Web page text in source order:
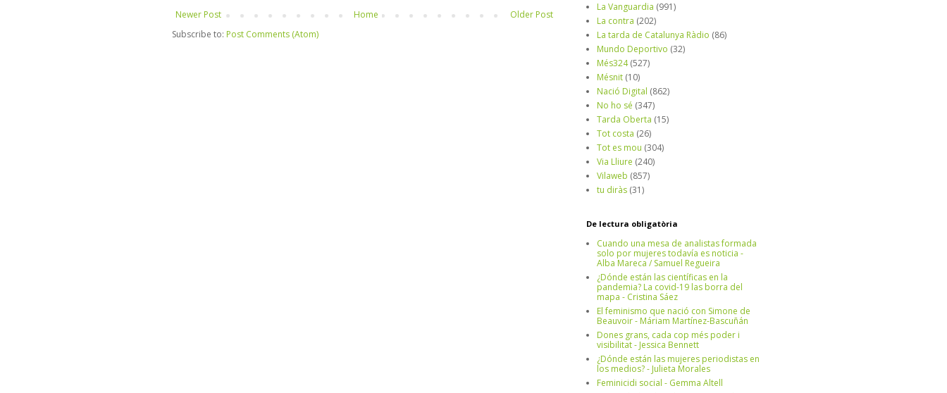
Newer Post Older Post
Home
Subscribe to: Post Comments (Atom)
La Vanguardia (991)
La contra (202)
La tarda de Catalunya Ràdio (86)
Mundo Deportivo (32)
Més324 (527)
Mésnit (10)
Nació Digital (862)
No ho sé (347)
Tarda Oberta (15)
Tot costa (26)
Tot es mou (304)
Via Lliure (240)
Vilaweb (857)
tu diràs (31)
De lectura obligatòria
Cuando una mesa de analistas formada
solo por mujeres todavía es noticia -
Alba Mareca / Samuel Regueira
¿Dónde están las científicas en la
pandemia? La covid-19 las borra del
mapa - Cristina Sáez
El feminismo que nació con Simone de
Beauvoir - Máriam Martínez-Bascuñán
Dones grans, cada cop més poder i
visibilitat - Jessica Bennett
¿Dónde están las mujeres periodistas en
los medios? - Julieta Morales
Feminicidi social - Gemma Altell